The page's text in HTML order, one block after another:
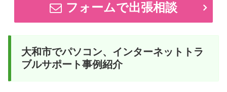
フォームで出張相談
大和市でパソコン、インターネットトラ
ブルサポート事例紹介